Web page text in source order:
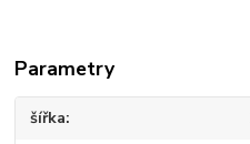
Parametry
šířka